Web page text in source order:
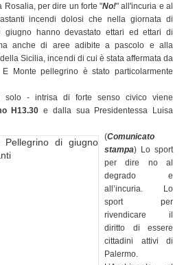
Rosalia, per dire un forte "No!" all'incuria e al
incendi dolosi che nella giornata di
hanno devastato ettari ed ettari di
anche di aree adibite a pascolo e alla
Sicilia, incendi di cui è stata affermata da
Monte pellegrino è stato particolarmente
solo - intrisa di forte senso civico viene
H13.30 e dalla sua Presidentessa Luisa
(Comunicato
stampa) Lo sport
per dire no al
degrado e
all’incuria. Lo
sport per
rivendicare il
diritto di essere
cittadini attivi di
Palermo.